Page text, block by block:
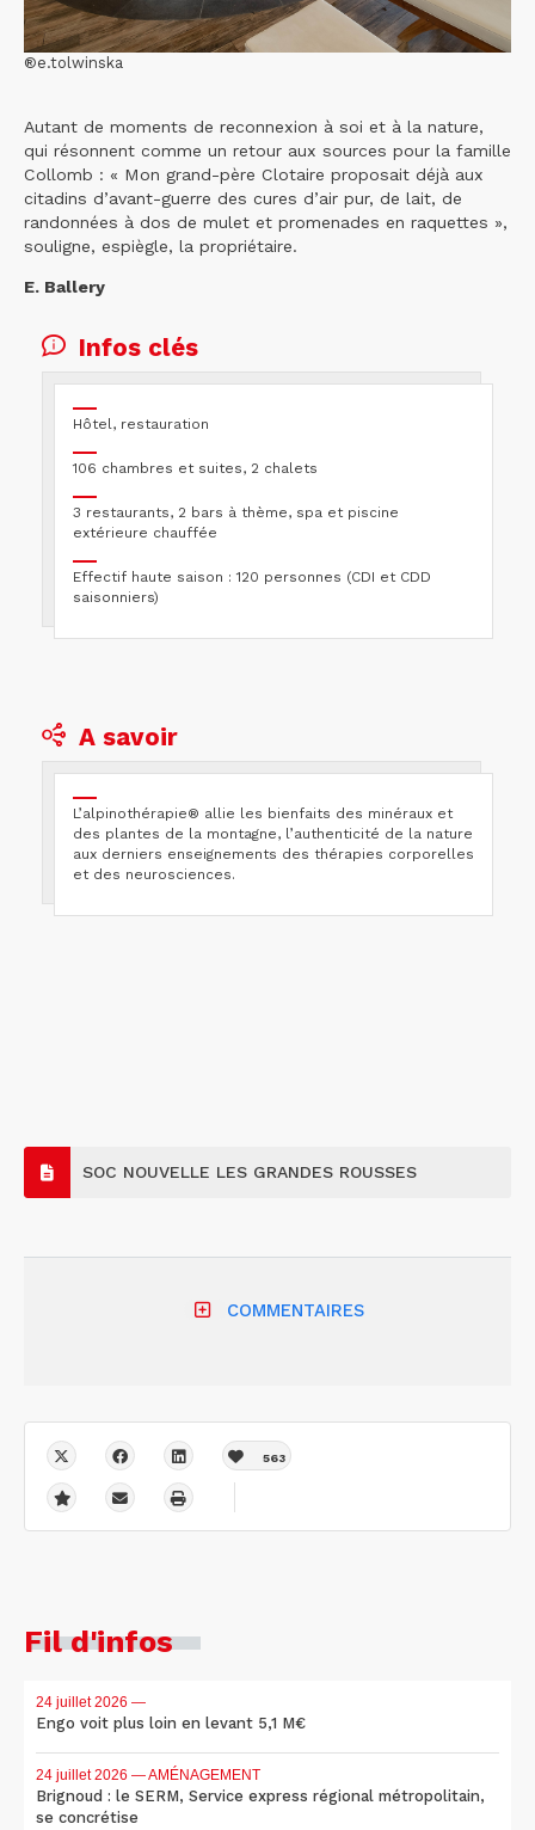
®e.tolwinska
Autant de moments de reconnexion à soi et à la nature,
qui résonnent comme un retour aux sources pour la famille
Collomb : « Mon grand-père Clotaire proposait déjà aux
citadins d’avant-guerre des cures d’air pur, de lait, de
randonnées à dos de mulet et promenades en raquettes »,
souligne, espiègle, la propriétaire.
E. Ballery
Infos clés
Hôtel, restauration
106 chambres et suites, 2 chalets
3 restaurants, 2 bars à thème, spa et piscine
extérieure chauffée
Effectif haute saison : 120 personnes (CDI et CDD
saisonniers)
A savoir
L’alpinothérapie® allie les bienfaits des minéraux et
des plantes de la montagne, l’authenticité de la nature
aux derniers enseignements des thérapies corporelles
et des neurosciences.
SOC NOUVELLE LES GRANDES ROUSSES
COMMENTAIRES
563
Fil d'infos
24 juillet 2026 —
Engo voit plus loin en levant 5,1 M€
24 juillet 2026 — AMÉNAGEMENT
Brignoud : le SERM, Service express régional métropolitain,
se concrétise